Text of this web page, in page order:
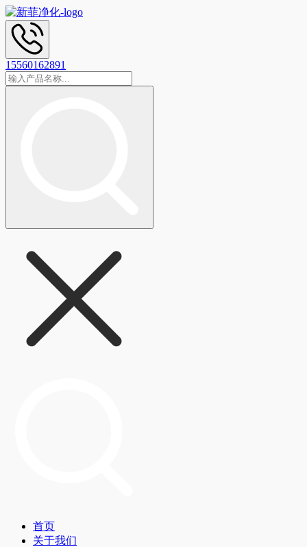
15560162891
首页
关于我们